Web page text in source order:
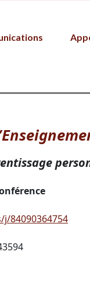
84090364754